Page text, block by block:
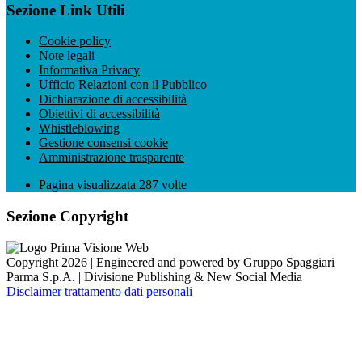
Sezione Link Utili
Cookie policy
Note legali
Informativa Privacy
Ufficio Relazioni con il Pubblico
Dichiarazione di accessibilità
Obiettivi di accessibilità
Whistleblowing
Gestione consensi cookie
Amministrazione trasparente
Pagina visualizzata 287 volte
Sezione Copyright
Copyright 2026 | Engineered and powered by Gruppo Spaggiari
Parma S.p.A. | Divisione Publishing & New Social Media
Disclaimer trattamento dati personali